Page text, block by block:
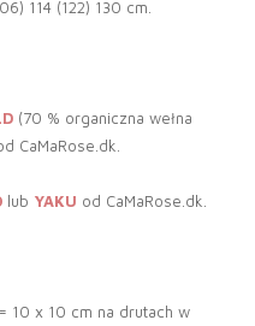
114 (122) 130 cm.
(70 % organiczna wełna
CaMaRose.dk.
lub YAKU od CaMaRose.dk.
10 x 10 cm na drutach w